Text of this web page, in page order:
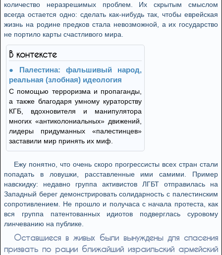
количество неразрешимых проблем. Их скрытым смыслом
всегда остается одно: сделать как-нибудь так, чтобы еврейская
жизнь на родине предков стала невозможной, а их государство
не портило карты счастливого мира.
В контексте
Палестина: фальшивый народ,
реальная (злобная) идеология
С помощью терроризма и пропаганды,
а также благодаря умному кураторству
КГБ, вдохновителя и манипулятора
многих «антиколониальных» движений,
лидеры придуманных «палестинцев»
заставили мир принять их миф.
Ежу понятно, что очень скоро прогрессисты всех стран стали
попадать в ловушки, расставленные ими самими. Пример
навскидку: недавно группа активистов ЛГБТ отправилась на
Западный берег демонстрировать солидарность с палестинским
сопротивлением. Не прошло и получаса с начала протеста, как
вся группа патентованных идиотов подверглась суровому
линчеванию на публике.
Оставшиеся в живых были вынуждены для спасения
призвать по рации ближайший израильский армейский